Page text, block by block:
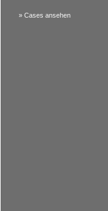
» Cases ansehen